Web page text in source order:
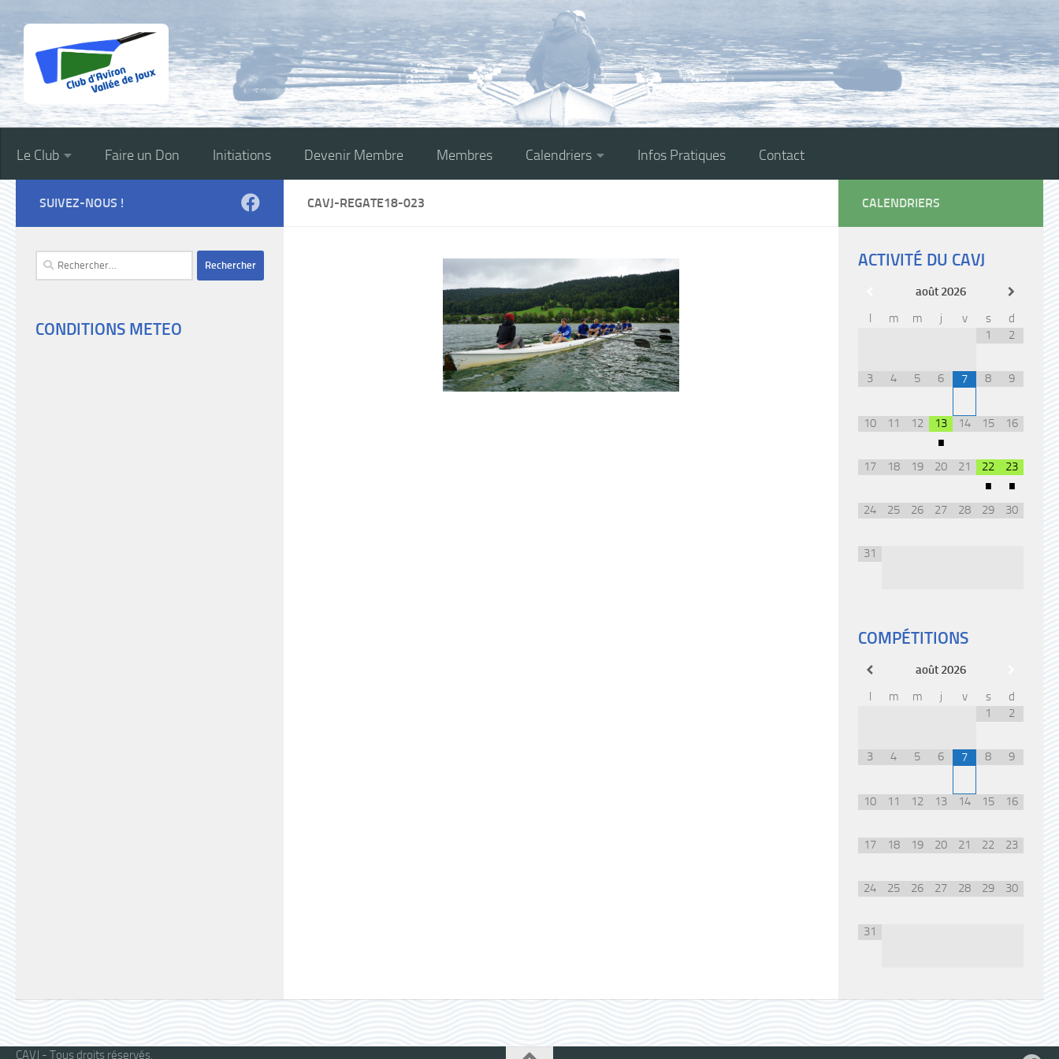
Skip to content
Le Club Faire un Don Initiations Devenir Membre Membres Calendriers Infos Pratiques Contact
CAVJ-REGATE18-023
SUIVEZ-NOUS !
Rechercher :
CONDITIONS METEO
CALENDRIERS
ACTIVITÉ DU CAVJ
août 2026
l
m m j v s
d
1
2
3 4 5 6 7 8 9
10 11 12 13
•
14 15 16
17 18 19 20 21 22
•
23
•
24 25 26 27 28 29 30
31
COMPÉTITIONS
août 2026
l
m m j v s
d
1
2
3 4 5 6 7 8 9
10 11 12 13 14 15 16
17 18 19 20 21 22 23
24 25 26 27 28 29 30
31
CAVJ - Tous droits réservés.